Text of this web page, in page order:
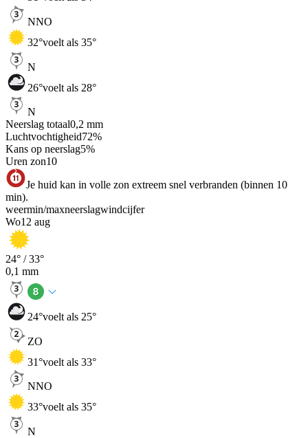
NNO
32°voelt als 35°
N
26°voelt als 28°
N
Neerslag totaal0,2 mm
Luchtvochtigheid72%
Kans op neerslag5%
Uren zon10
Je huid kan in volle zon extreem snel verbranden (binnen 10
min).
weermin/maxneerslagwindcijfer
Wo12 aug
24° /33°
0,1 mm
24°voelt als 25°
ZO
31°voelt als 33°
NNO
33°voelt als 35°
N